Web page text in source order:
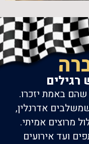
רגילים
באמת יזכרו.
אדרנלין,
מרוצים אמיתי.
של 10 משתתפים ועד אירועים